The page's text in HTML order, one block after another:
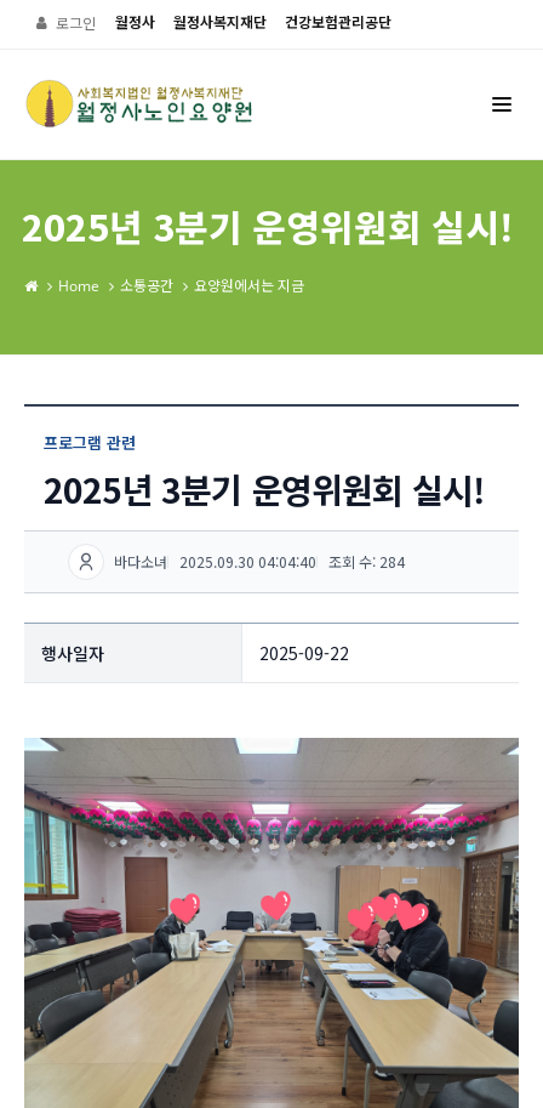
로그인 월정사 월정사복지재단 건강보험관리공단
2025년 3분기 운영위원회 실시!
Home 소통공간 요양원에서는 지금
프로그램 관련
2025년 3분기 운영위원회 실시!
바다소녀 2025.09.30 04:04:40 조회 수: 284
행사일자 2025-09-22